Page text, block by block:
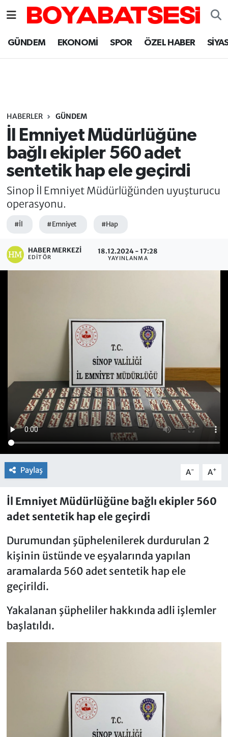
GÜNDEM EKONOMİ SPOR ÖZEL HABER
HABERLER GÜNDEM
İl Emniyet Müdürlüğüne
bağlı ekipler 560 adet
sentetik hap ele geçirdi
Sinop İl Emniyet Müdürlüğünden uyuşturucu
operasyonu.
#İl #Emniyet #Hap
HABER MERKEZI
EDITÖR
18.12.2024 - 17:28
YAYINLANMA
Paylaş A- A+
İl Emniyet Müdürlüğüne bağlı ekipler 560
adet sentetik hap ele geçirdi
Durumundan şüphelenilerek durdurulan 2
kişinin üstünde ve eşyalarında yapılan
aramalarda 560 adet sentetik hap ele
geçirildi.
Yakalanan şüpheliler hakkında adli işlemler
başlatıldı.
Sinop Nöbetçi Eczaneler
Sinop Trafik Yoğunluk Haritası
Süper Lig Puan Durumu ve Fikstür
Tüm Manşetler
Son Dakika Haberleri
Haber Arşivi